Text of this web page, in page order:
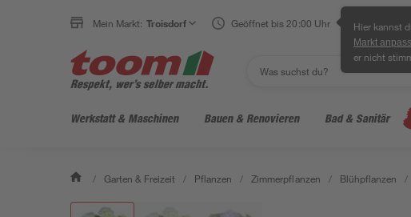
Mein Markt: Troisdorf Geöffnet bis 20:00 Uhr Hier kannst
Markt
er nicht
Werkstatt & Maschinen Bauen & Renovieren Bad & Sanitär
/ Garten & Freizeit / Pflanzen / Zimmerpflanzen / Blühpflanzen /